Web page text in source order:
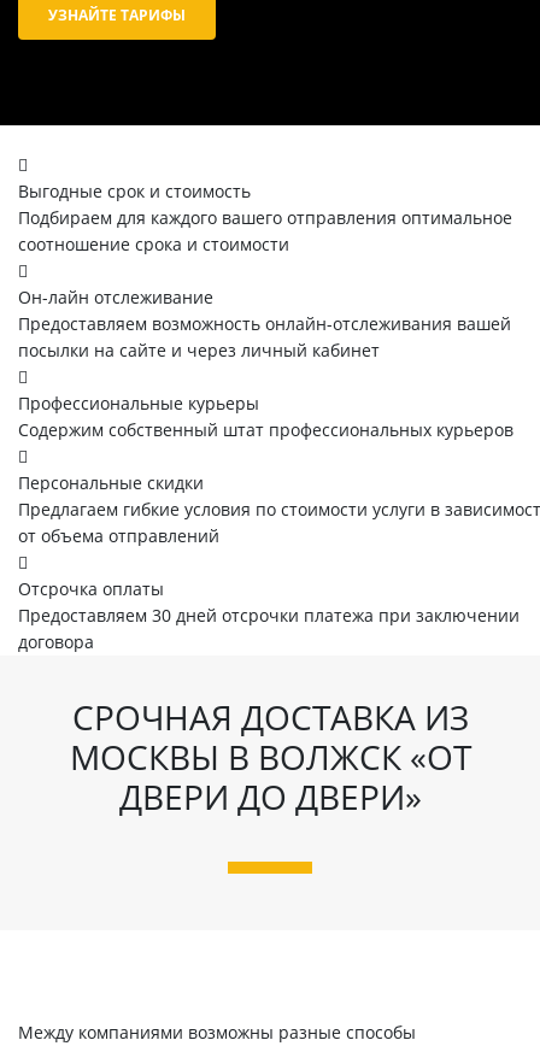
УЗНАЙТЕ ТАРИФЫ
Выгодные срок и стоимость
Подбираем для каждого вашего отправления оптимальное
соотношение срока и стоимости
Он-лайн отслеживание
Предоставляем возможность онлайн-отслеживания вашей
посылки на сайте и через личный кабинет
Профессиональные курьеры
Содержим собственный штат профессиональных курьеров
Персональные скидки
Предлагаем гибкие условия по стоимости услуги в
от объема отправлений
Отсрочка оплаты
Предоставляем 30 дней отсрочки платежа при заключении
договора
СРОЧНАЯ ДОСТАВКА ИЗ
МОСКВЫ В ВОЛЖСК «ОТ
ДВЕРИ ДО ДВЕРИ»
Между компаниями возможны разные способы